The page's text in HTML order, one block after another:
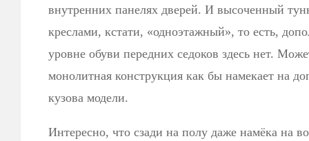
внутренних панелях дверей. И высоченный
креслами, кстати, «одноэтажный», то есть,
уровне обуви передних седоков здесь нет.
монолитная конструкция как бы намекает на
кузова модели.
Интересно, что сзади на полу даже намёка на